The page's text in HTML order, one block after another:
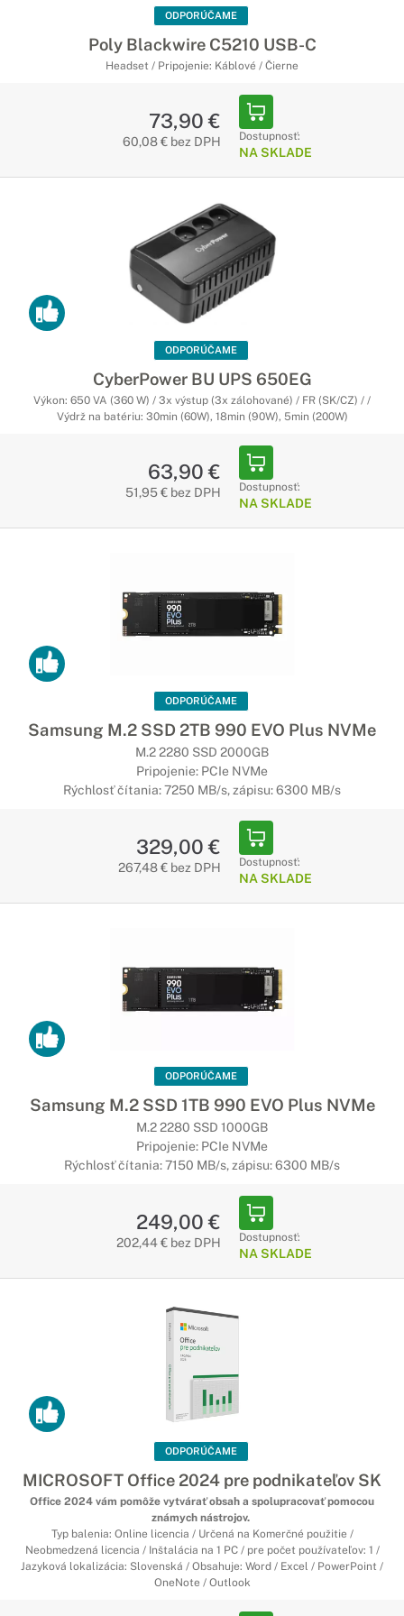
ODPORÚČAME
Poly Blackwire C5210 USB-C
Headset / Pripojenie: Káblové / Čierne
73,90 €
60,08 € bez DPH Dostupnosť:
NA SKLADE
ODPORÚČAME
CyberPower BU UPS 650EG
Výkon: 650 VA (360 W) / 3x výstup (3x zálohované) / FR (SK/CZ) / /
Výdrž na batériu: 30min (60W), 18min (90W), 5min (200W)
63,90 €
51,95 € bez DPH Dostupnosť:
NA SKLADE
ODPORÚČAME
Samsung M.2 SSD 2TB 990 EVO Plus NVMe
M.2 2280 SSD 2000GB
Pripojenie: PCIe NVMe
Rýchlosť čítania: 7250 MB/s, zápisu: 6300 MB/s
329,00 €
267,48 € bez DPH Dostupnosť:
NA SKLADE
ODPORÚČAME
Samsung M.2 SSD 1TB 990 EVO Plus NVMe
M.2 2280 SSD 1000GB
Pripojenie: PCIe NVMe
Rýchlosť čítania: 7150 MB/s, zápisu: 6300 MB/s
249,00 €
202,44 € bez DPH Dostupnosť:
NA SKLADE
ODPORÚČAME
MICROSOFT Office 2024 pre podnikateľov SK
Office 2024 vám pomôže vytvárať obsah a spolupracovať pomocou
známych nástrojov.
Typ balenia: Online licencia / Určená na Komerčné použitie /
Neobmedzená licencia / Inštalácia na 1 PC / pre počet používateľov: 1 /
Jazyková lokalizácia: Slovenská / Obsahuje: Word / Excel / PowerPoint /
OneNote / Outlook